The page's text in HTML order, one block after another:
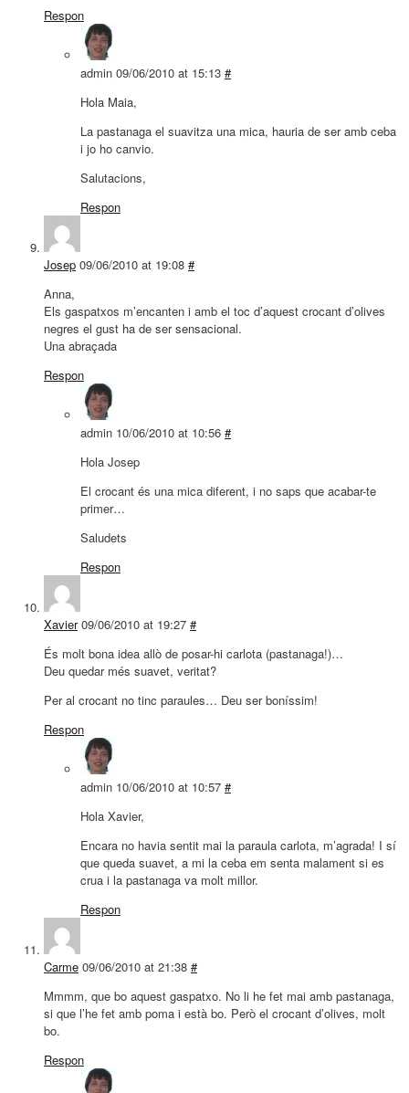
Respon
admin 09/06/2010 at 15:13 #
Hola Maia,
La pastanaga el suavitza una mica, hauria de ser amb ceba
i jo ho canvio.
Salutacions,
Respon
Josep 09/06/2010 at 19:08 #
Anna,
Els gaspatxos m’encanten i amb el toc d’aquest crocant d’olives
negres el gust ha de ser sensacional.
Una abraçada
Respon
admin 10/06/2010 at 10:56 #
Hola Josep
El crocant és una mica diferent, i no saps que acabar-te
primer…
Saludets
Respon
Xavier 09/06/2010 at 19:27 #
És molt bona idea allò de posar-hi carlota (pastanaga!)…
Deu quedar més suavet, veritat?
Per al crocant no tinc paraules… Deu ser boníssim!
Respon
admin 10/06/2010 at 10:57 #
Hola Xavier,
Encara no havia sentit mai la paraula carlota, m’agrada! I sí
que queda suavet, a mi la ceba em senta malament si es
crua i la pastanaga va molt millor.
Respon
Carme 09/06/2010 at 21:38 #
Mmmm, que bo aquest gaspatxo. No li he fet mai amb pastanaga,
si que l’he fet amb poma i està bo. Però el crocant d’olives, molt
bo.
Respon